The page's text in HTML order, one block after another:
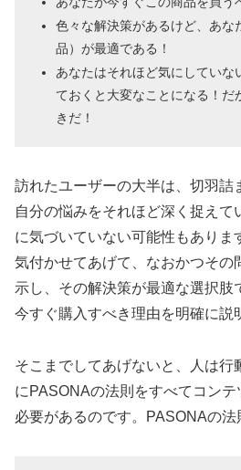
色々な解決策があるけど、あな
品）が最適である！
あなたはそれほど気にしていな
ておくと大変なことになる！だ
きだ！
訪れたユーザーの大半は、切羽詰
自分の悩みをそれほど深く捉えて
に気づいていない可能性もありま
気付かせてあげて、なおかつその
示し、その解決策が最適な選択肢
今すぐ購入すべき理由を明確に説
そこまでしてあげないと、人は行
にPASONAの法則をすべてコンテ
必要があるのです。PASONAの法